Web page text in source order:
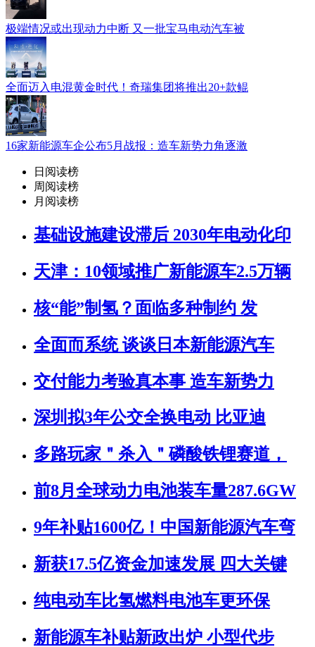
极端情况或出现动力中断 又一批宝马电动汽车被
全面迈入电混黄金时代！奇瑞集团将推出20+款鲲
16家新能源车企公布5月战报：造车新势力角逐激
日阅读榜
周阅读榜
月阅读榜
基础设施建设滞后 2030年电动化印
天津：10领域推广新能源车2.5万辆
核“能”制氢？面临多种制约 发
全面而系统 谈谈日本新能源汽车
交付能力考验真本事 造车新势力
深圳拟3年公交全换电动 比亚迪
多路玩家＂杀入＂磷酸铁锂赛道，
前8月全球动力电池装车量287.6GW
9年补贴1600亿！中国新能源汽车弯
新获17.5亿资金加速发展 四大关键
纯电动车比氢燃料电池车更环保
新能源车补贴新政出炉 小型代步